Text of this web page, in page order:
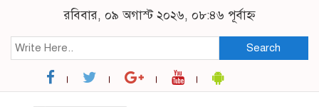
রবিবার, ০৯ অগাস্ট ২০২৬, ০৮:৪৬ পূর্বাহ্ন
Search